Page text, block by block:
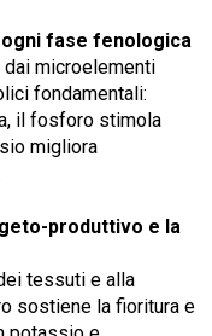
fase fenologica
microelementi
fondamentali:
il fosforo stimola
migliora
produttivo e la
tessuti e alla
sostiene la fioritura e